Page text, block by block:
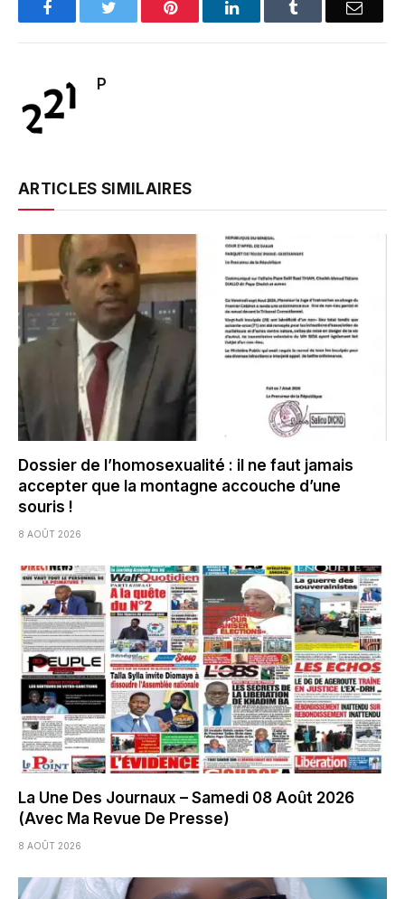
FacebookTwitter Pinterest LinkedInTumblr Email
P
ARTICLES SIMILAIRES
Dossier de l’homosexualité : il ne faut jamais
accepter que la montagne accouche d’une
souris !
8 AOÛT 2026
La Une Des Journaux – Samedi 08 Août 2026
(Avec Ma Revue De Presse)
8 AOÛT 2026